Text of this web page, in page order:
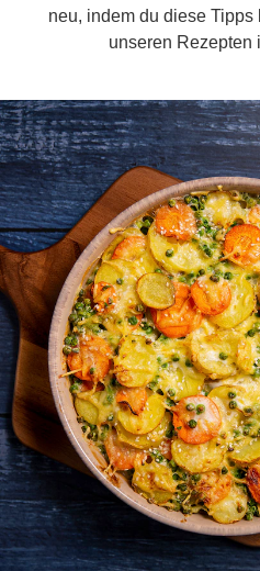
neu, indem du diese
unseren Rezepten